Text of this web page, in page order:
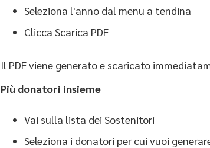
Seleziona l'anno dal menu a tendina
Clicca Scarica PDF
Il PDF viene generato e scaricato
Più donatori insieme
Vai sulla lista dei Sostenitori
Seleziona i donatori per cui vuoi